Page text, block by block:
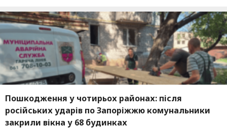
Пошкодження у чотирьох районах: після
російських ударів по Запоріжжю комунальники
закрили вікна у 68 будинках